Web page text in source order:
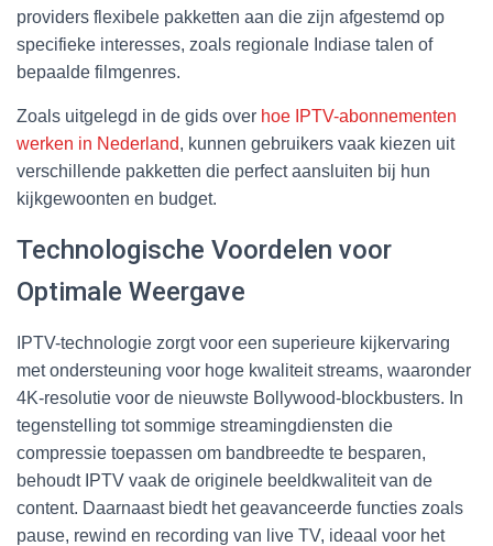
providers flexibele pakketten aan die zijn afgestemd op
specifieke interesses, zoals regionale Indiase talen of
bepaalde filmgenres.
Zoals uitgelegd in de gids over hoe IPTV-abonnementen
werken in Nederland, kunnen gebruikers vaak kiezen uit
verschillende pakketten die perfect aansluiten bij hun
kijkgewoonten en budget.
Technologische Voordelen voor
Optimale Weergave
IPTV-technologie zorgt voor een superieure kijkervaring
met ondersteuning voor hoge kwaliteit streams, waaronder
4K-resolutie voor de nieuwste Bollywood-blockbusters. In
tegenstelling tot sommige streamingdiensten die
compressie toepassen om bandbreedte te besparen,
behoudt IPTV vaak de originele beeldkwaliteit van de
content. Daarnaast biedt het geavanceerde functies zoals
pause, rewind en recording van live TV, ideaal voor het